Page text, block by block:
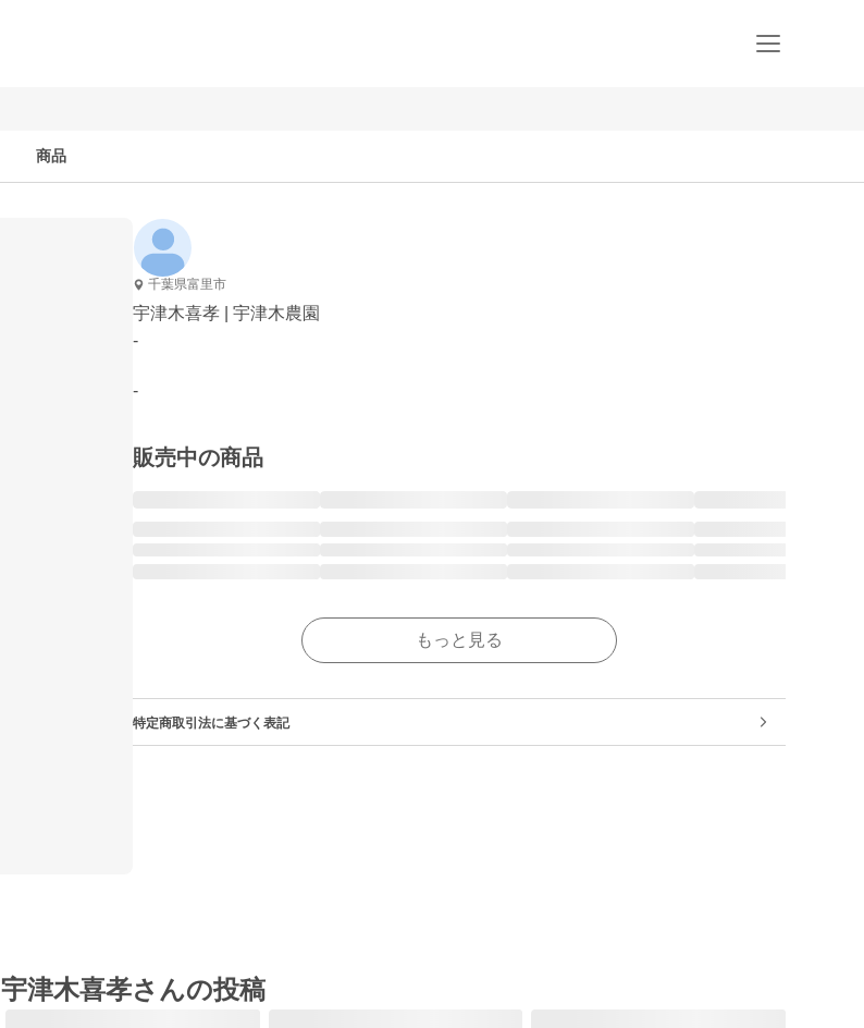
商品
千葉県富里市
宇津木喜孝 | 宇津木農園
-
-
販売中の商品
もっと見る
特定商取引法に基づく表記
宇津木喜孝さんの投稿